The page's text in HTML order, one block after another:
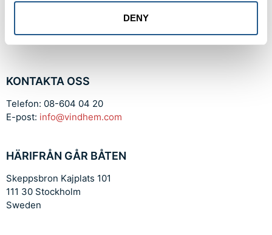
DENY
KONTAKTA OSS
Telefon: 08-604 04 20
E-post: info@vindhem.com
HÄRIFRÅN GÅR BÅTEN
Skeppsbron Kajplats 101
111 30 Stockholm
Sweden